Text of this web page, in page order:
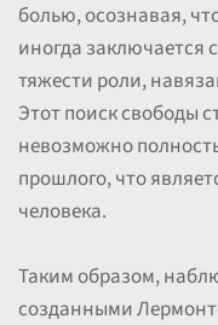
болью, осознавая,
иногда заключается
тяжести роли,
Этот поиск свободы
невозможно
прошлого, что
человека.
Таким образом,
созданными